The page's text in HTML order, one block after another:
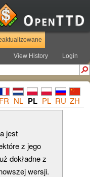
View History Login
FR NL PL PL RU ZH
jest
z jego
dokładne z
wersji.